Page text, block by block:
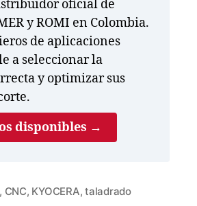
oficial de
y ROMI en Colombia.
de aplicaciones
a seleccionar la
y optimizar sus
disponibles →
, CNC, KYOCERA,taladrado